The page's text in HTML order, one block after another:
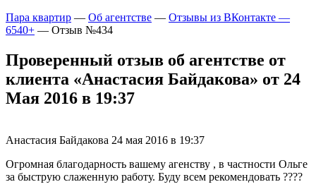
Пара квартир — Об агентстве — Отзывы из ВКонтакте —
6540+ — Отзыв №434
Проверенный отзыв об агентстве от
клиента «Анастасия Байдакова» от 24
Мая 2016 в 19:37
Анастасия Байдакова 24 мая 2016 в 19:37
Огромная благодарность вашему агенству , в частности Ольге
за быструю слаженную работу. Буду всем рекомендовать ????